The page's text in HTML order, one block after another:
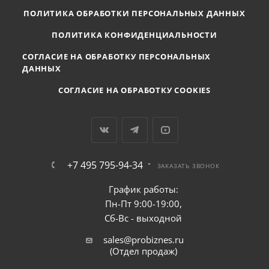
ПОЛИТИКА ОБРАБОТКИ ПЕРСОНАЛЬНЫХ ДАННЫХ
ПОЛИТИКА КОНФИДЕНЦИАЛЬНОСТИ
СОГЛАСИЕ НА ОБРАБОТКУ ПЕРСОНАЛЬНЫХ
ДАННЫХ
СОГЛАСИЕ НА ОБРАБОТКУ COOKIES
+7 495 795-94-34 ЗАКАЗАТЬ ЗВОНОК
График работы:
Пн-Пт 9:00-19:00,
Сб-Вс - выходной
sales@probiznes.ru
(Отдел продаж)